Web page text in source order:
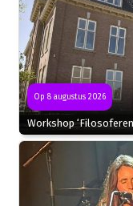
Op 8 augustus 2026
Workshop